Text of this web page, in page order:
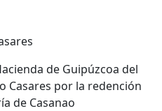
de Guipúzcoa del
Casares por la redención
de Casanao